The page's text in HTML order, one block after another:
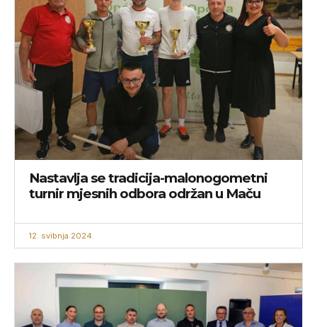
Nastavlja se tradicija-malonogometni
turnir mjesnih odbora održan u Maču
12. svibnja 2024.